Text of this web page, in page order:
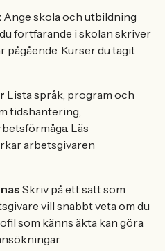
Ange skola och utbildning
fortfarande i skolan skriver
pågående. Kurser du tagit
Lista språk, program och
tidshantering,
Läs
arbetsgivaren
Skriv på ett sätt som
vill snabbt veta om du
som känns äkta kan göra